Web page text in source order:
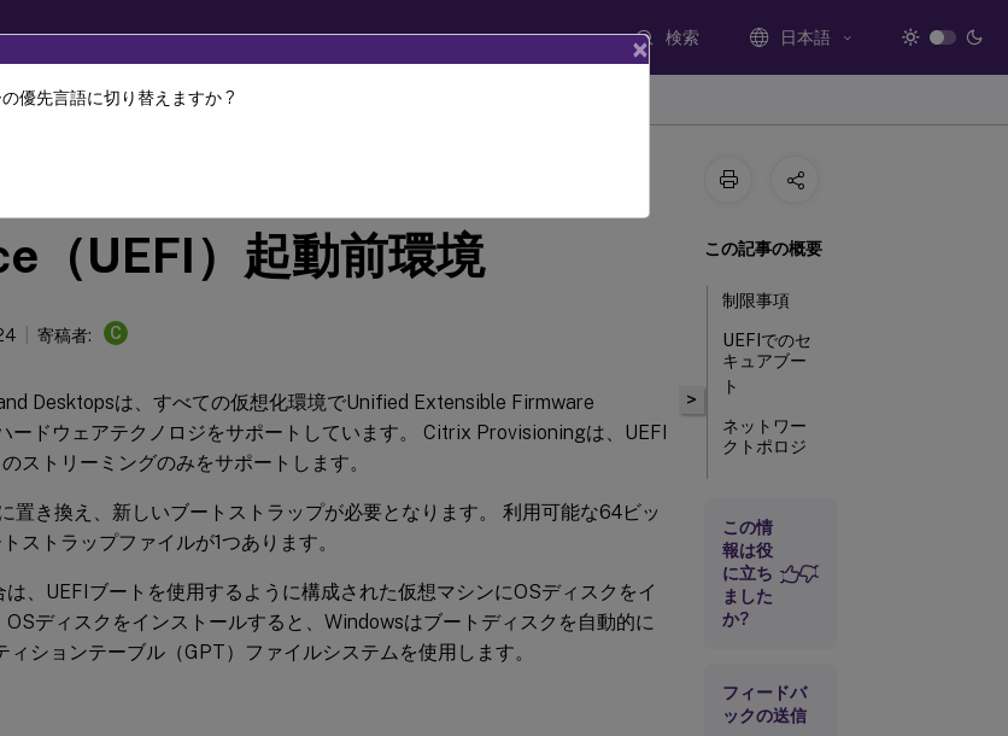
検索 日本語
Citrix Provisioning 2407
Firmware
（UEFI）起動前環境
寄稿者: C
Desktopsは、すべての仮想化環境でUnified Extensible Firmware
ードウェアテクノロジをサポートしています。 Citrix Provisioningは、UEFI
ストリーミングのみをサポートします。
置き換え、新しいブートストラップが必要となります。 利用可能な64ビッ
ストラップファイルが1つあります。
、UEFIブートを使用するように構成された仮想マシンにOSディスクをイ
OSディスクをインストールすると、Windowsはブートディスクを自動的に
ィションテーブル（GPT）ファイルシステムを使用します。
>
この記事の概要
制限事項
UEFIでのセ
キュアブー
ト
ネットワー
クトポロジ
ラップの構
成
この情
報は役
に立ち
ました
か?
フィードバ
ックの送信
×
優先言語に切り替えますか ?